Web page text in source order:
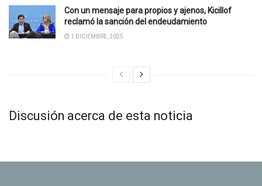
Con un mensaje para propios y ajenos, Kicillof
reclamó la sanción del endeudamiento
1 DICIEMBRE, 2025
Discusión acerca de esta noticia